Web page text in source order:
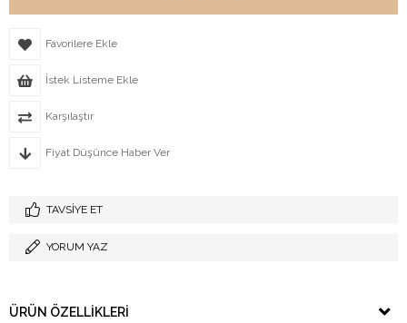
Favorilere Ekle
İstek Listeme Ekle
Karşılaştır
Fiyat Düşünce Haber Ver
TAVSIYE ET
YORUM YAZ
ÜRÜN ÖZELLIKLERI